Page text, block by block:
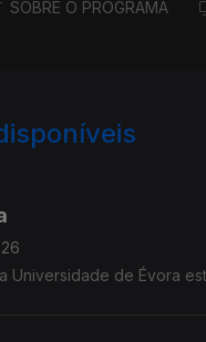
SOBRE O PROGRAMA
Universidade de Évora